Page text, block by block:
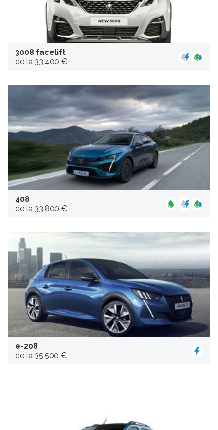
3008 facelift
de la 33.400 €
408
de la 33.800 €
e-208
de la 35.500 €